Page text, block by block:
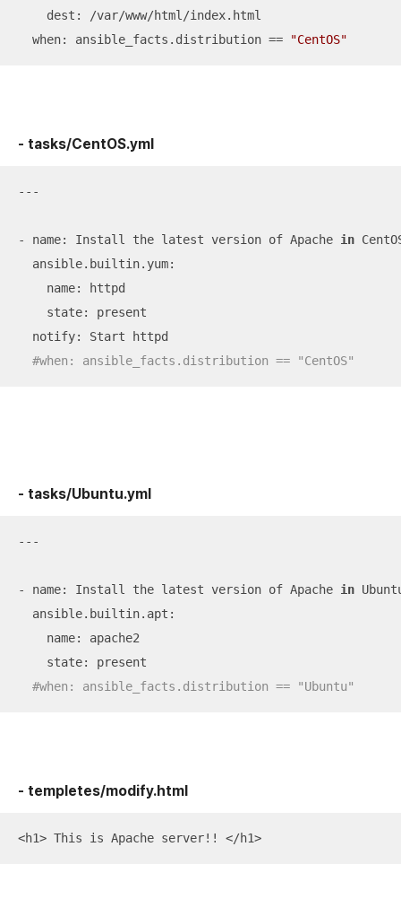
    dest: /var/www/html/index.html
  when: ansible_facts.distribution ==
"CentOS"
- tasks/CentOS.yml
---
- name: Install the latest version of Apache in
  ansible.builtin.yum:
    name: httpd
    state: present
  notify: Start httpd
#when: ansible_facts.distribution == "CentOS"
- tasks/Ubuntu.yml
---
- name: Install the latest version of Apache in
  ansible.builtin.apt:
    name: apache2
    state: present
#when: ansible_facts.distribution == "Ubuntu"
- templetes/modify.html
<h1> This is Apache server!! </h1>